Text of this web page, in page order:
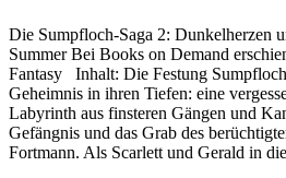
Die Sumpfloch-Saga 2: Dunkelherzen
Summer Bei Books on Demand
Fantasy Inhalt: Die Festung
Geheimnis in ihren Tiefen: eine
Labyrinth aus finsteren Gängen und
Gefängnis und das Grab des
Fortmann. Als Scarlett und Gerald in